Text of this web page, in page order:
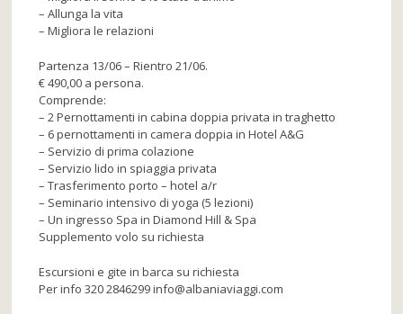
– Allunga la vita
– Migliora le relazioni
Partenza 13/06 – Rientro 21/06.
€ 490,00 a persona.
Comprende:
– 2 Pernottamenti in cabina doppia privata in traghetto
– 6 pernottamenti in camera doppia in Hotel A&G
– Servizio di prima colazione
– Servizio lido in spiaggia privata
– Trasferimento porto – hotel a/r
– Seminario intensivo di yoga (5 lezioni)
– Un ingresso Spa in Diamond Hill & Spa
Supplemento volo su richiesta
Escursioni e gite in barca su richiesta
Per info 320 2846299 info@albaniaviaggi.com